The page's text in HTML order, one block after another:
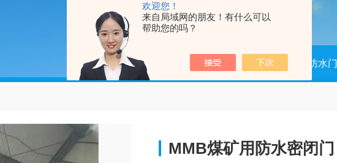
欢迎您！
来自局域网的朋友！有什么可以
帮助您的吗？
首页 产品中心 矿用防水门
MMB煤矿用防水密闭门